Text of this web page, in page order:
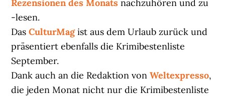
Rezensionen des Monats nachzuhören und zu
-lesen.
DasCulturMagist aus dem Urlaub zurück und
präsentiert ebenfalls die Krimibestenliste
September.
Dank auch an die Redaktion vonWeltexpresso,
die jeden Monat nicht nur die Krimibestenliste